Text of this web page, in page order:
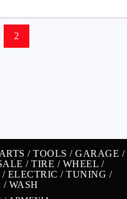
2
/ TOOLS / GARAGE /
/TIRE / WHEEL /
/ ELECTRIC / TUNING /
/ WASH